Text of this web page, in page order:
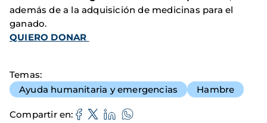
además de a la adquisición de medicinas para el
ganado.
QUIERO DONAR
Temas
Ayuda humanitaria y emergencias
Hambre
Compartir en